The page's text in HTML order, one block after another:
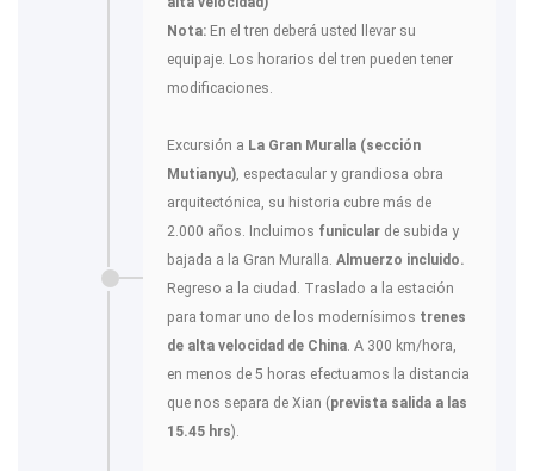
Nota: En el tren deberá usted llevar su
equipaje. Los horarios del tren pueden tener
modificaciones.
Excursión a La Gran Muralla (sección
Mutianyu) , espectacular y grandiosa obra
arquitectónica, su historia cubre más de
2.000 años. Incluimos funicular de subida y
bajada a la Gran Muralla. Almuerzo incluido.
Regreso a la ciudad. Traslado a la estación
para tomar uno de los modernísimos trenes
de alta velocidad de China . A 300 km/hora,
en menos de 5 horas efectuamos la distancia
que nos separa de Xian (prevista salida a las
15.45 hrs).